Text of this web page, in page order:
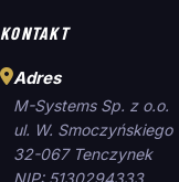
KONTAKT
Adres
M-Systems Sp. z o.o.
ul. W. Smoczyńskiego
32-067 Tenczynek
NIP: 5130294333